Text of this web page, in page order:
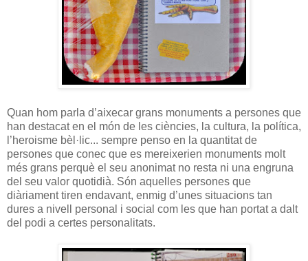
Quan hom parla d’aixecar grans monuments a persones que
han destacat en el món de les ciències, la cultura, la política,
l’heroisme bèl·lic... sempre penso en la quantitat de
persones que conec que es mereixerien monuments molt
més grans perquè el seu anonimat no resta ni una engruna
del seu valor quotidià. Són aquelles persones que
diàriament tiren endavant, enmig d’unes situacions tan
dures a nivell personal i social com les que han portat a dalt
del podi a certes personalitats.